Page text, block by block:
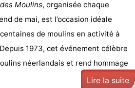
Moulins, organisée chaque
de mai, est l’occasion idéale
de moulins en activité à
1973, cet événement célèbre
néerlandais et rend hommage
Lire la suite